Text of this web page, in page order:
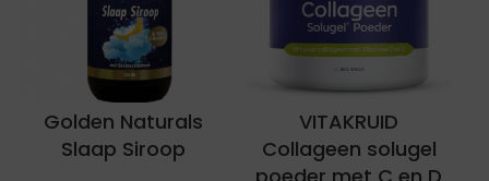
Golden Naturals
Slaap Siroop
VITAKRUID
Collageen solugel